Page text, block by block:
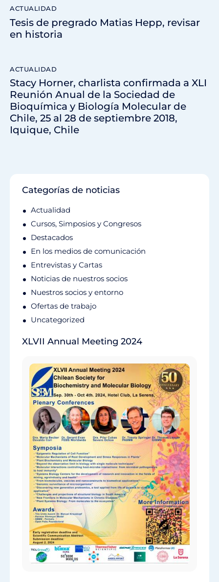
ACTUALIDAD
Tesis de pregrado Matias Hepp, revisar
en historia
ACTUALIDAD
Stacy Horner, charlista confirmada a XLI
Reunión Anual de la Sociedad de
Bioquímica y Biología Molecular de
Chile, 25 al 28 de septiembre 2018,
Iquique, Chile
Categorías de noticias
Actualidad
Cursos, Simposios y Congresos
Destacados
En los medios de comunicación
Entrevistas y Cartas
Noticias de nuestros socios
Nuestros socios y entorno
Ofertas de trabajo
Uncategorized
XLVII Annual Meeting 2024